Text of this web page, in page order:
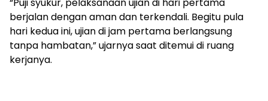
berjalan dengan aman dan terkendali. Begitu pula
hari kedua ini, ujian di jam pertama berlangsung
tanpa hambatan,” ujarnya saat ditemui di ruang
kerjanya.